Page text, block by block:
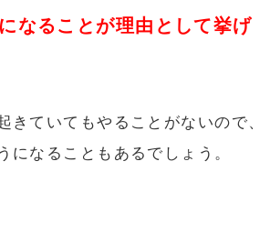
なることが理由として挙げ
きていてもやることがないので、
になることもあるでしょう。